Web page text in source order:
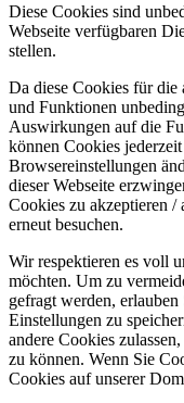
Diese Cookies sind
Webseite verfügbaren
stellen.
Da diese Cookies für die
und Funktionen
Auswirkungen auf die
können Cookies
Browsereinstellungen
dieser Webseite
Cookies zu akzeptieren /
erneut besuchen.
Wir respektieren es voll
möchten. Um zu
gefragt werden,
Einstellungen zu
andere Cookies
zu können. Wenn Sie
Cookies auf unserer